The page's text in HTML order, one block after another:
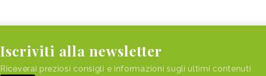
Iscriviti alla newsletter
Riceverai preziosi consigli e informazioni sugli ultimi contenuti